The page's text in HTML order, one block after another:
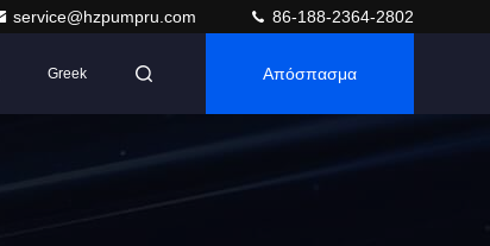
service@hzpumpru.com 86-188-2364-2802
Greek Απόσπασμα